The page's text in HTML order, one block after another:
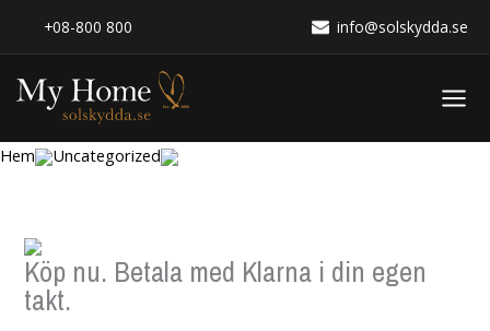
+08-800 800 info@solskydda.se
Hem Uncategorized
Köp nu. Betala med Klarna i din egen
takt.